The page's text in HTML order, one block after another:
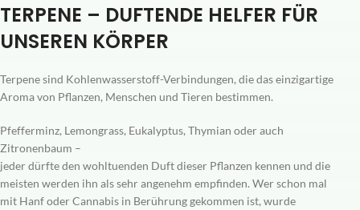
TERPENE – DUFTENDE HELFER FÜR
UNSEREN KÖRPER
Terpene sind Kohlenwasserstoff-Verbindungen, die das einzigartige
Aroma von Pflanzen, Menschen und Tieren bestimmen.
Pfefferminz, Lemongrass, Eukalyptus, Thymian oder auch
Zitronenbaum –
jeder dürfte den wohltuenden Duft dieser Pflanzen kennen und die
meisten werden ihn als sehr angenehm empfinden. Wer schon mal
mit Hanf oder Cannabis in Berührung gekommen ist, wurde